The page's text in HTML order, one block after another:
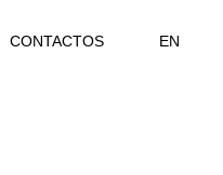
CONTACTOS EN